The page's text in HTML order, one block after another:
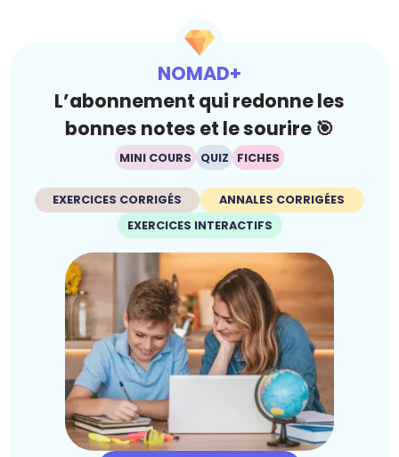
NOMAD+
L’abonnement qui redonne les
bonnes notes et le sourire 🎯
MINI COURS QUIZ FICHES
EXERCICES CORRIGÉS
ANNALES CORRIGÉES
EXERCICES INTERACTIFS